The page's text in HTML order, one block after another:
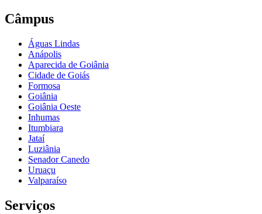
Câmpus
Águas Lindas
Anápolis
Aparecida de Goiânia
Cidade de Goiás
Formosa
Goiânia
Goiânia Oeste
Inhumas
Itumbiara
Jataí
Luziânia
Senador Canedo
Uruaçu
Valparaíso
Serviços